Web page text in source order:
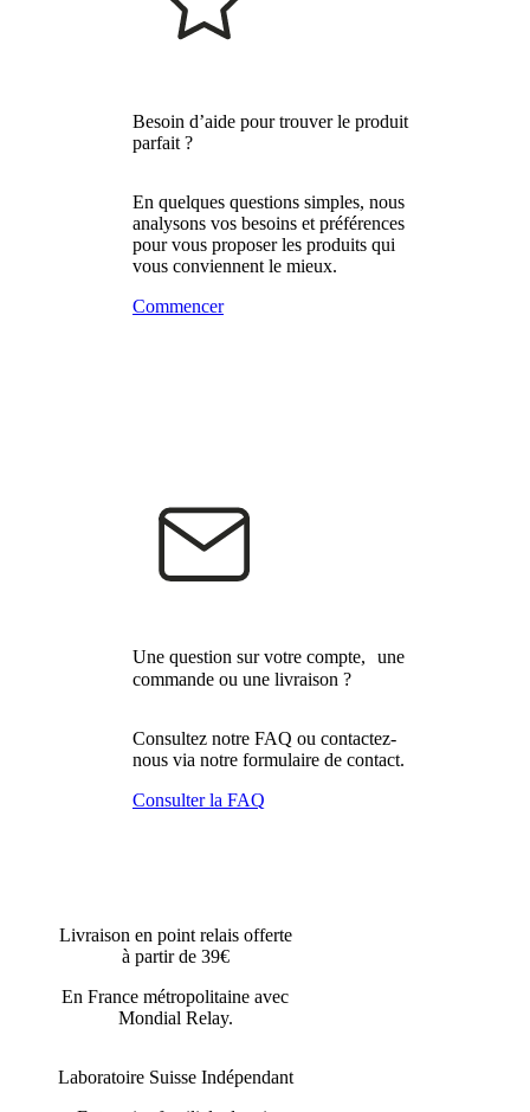
Besoin d’aide pour trouver le produit
parfait ?
En quelques questions simples, nous
analysons vos besoins et préférences
pour vous proposer les produits qui
vous conviennent le mieux.
Commencer
Une question sur votre compte, une
commande ou une livraison ?
Consultez notre FAQ ou contactez-
nous via notre formulaire de contact.
Consulter la FAQ
Livraison en point relais offerte
à partir de 39€
En France métropolitaine avec
Mondial Relay.
Laboratoire Suisse Indépendant